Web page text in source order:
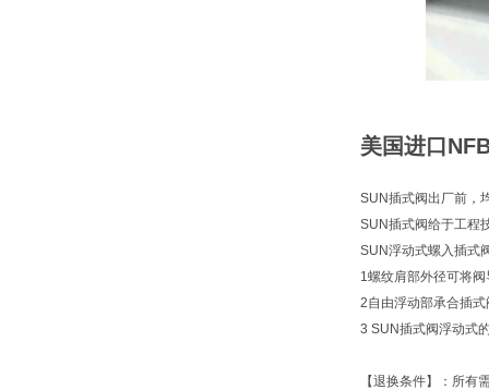
美国进口
SUN插式阀出厂前，
SUN插式阀给于工程
SUN浮动式螺入插
1螺纹肩部外径可将
2自由浮动部承合插
3 SUN插式阀浮动式
【退换条件】：所